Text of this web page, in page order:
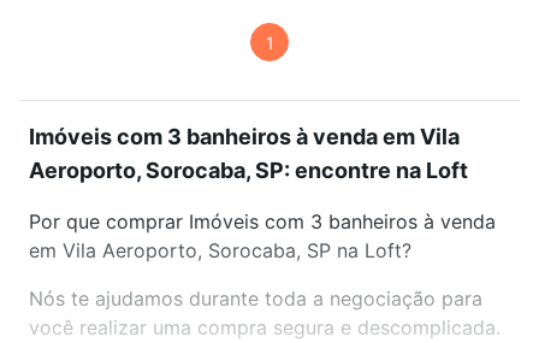
1
Imóveis com 3 banheiros à venda em Vila
Aeroporto, Sorocaba, SP: encontre na Loft
Por que comprar Imóveis com 3 banheiros à venda
em Vila Aeroporto, Sorocaba, SP na Loft?
Nós te ajudamos durante toda a negociação para
você realizar uma compra segura e descomplicada.